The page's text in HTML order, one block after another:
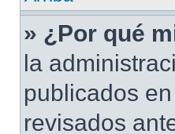
» ¿Por qué
la
publicados
revisados